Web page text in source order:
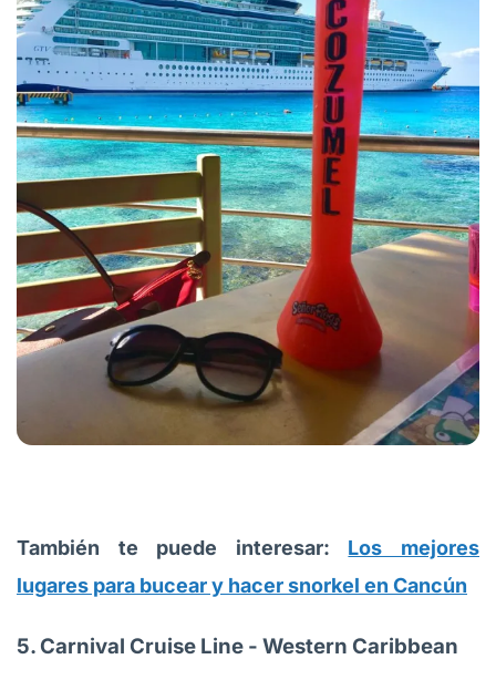
También te puede interesar: Los mejores
lugares para bucear y hacer snorkel en Cancún
5. Carnival Cruise Line - Western Caribbean